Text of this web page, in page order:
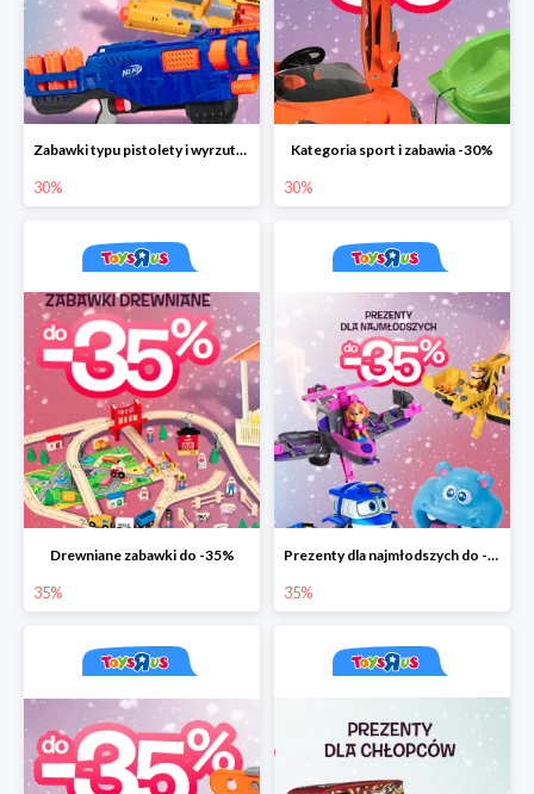
Zabawki typu pistolety i wyrzutnie do -30%
30%
Kategoria sport i zabawia -30%
30%
Drewniane zabawki do -35%
35%
Prezenty dla najmłodszych do -35%
35%